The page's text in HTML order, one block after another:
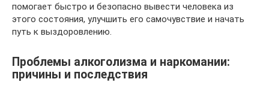
помогает быстро и безопасно вывести человека из
этого состояния, улучшить его самочувствие и начать
путь к выздоровлению.
Проблемы алкоголизма и наркомании:
причины и последствия